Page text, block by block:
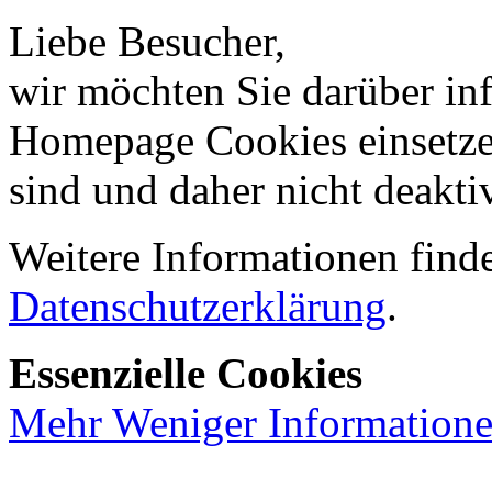
Liebe Besucher,
wir möchten Sie darüber
Homepage Cookies
sind und daher nicht
Weitere Informationen
Datenschutzerklärung.
Essenzielle Cookies
Mehr Weniger